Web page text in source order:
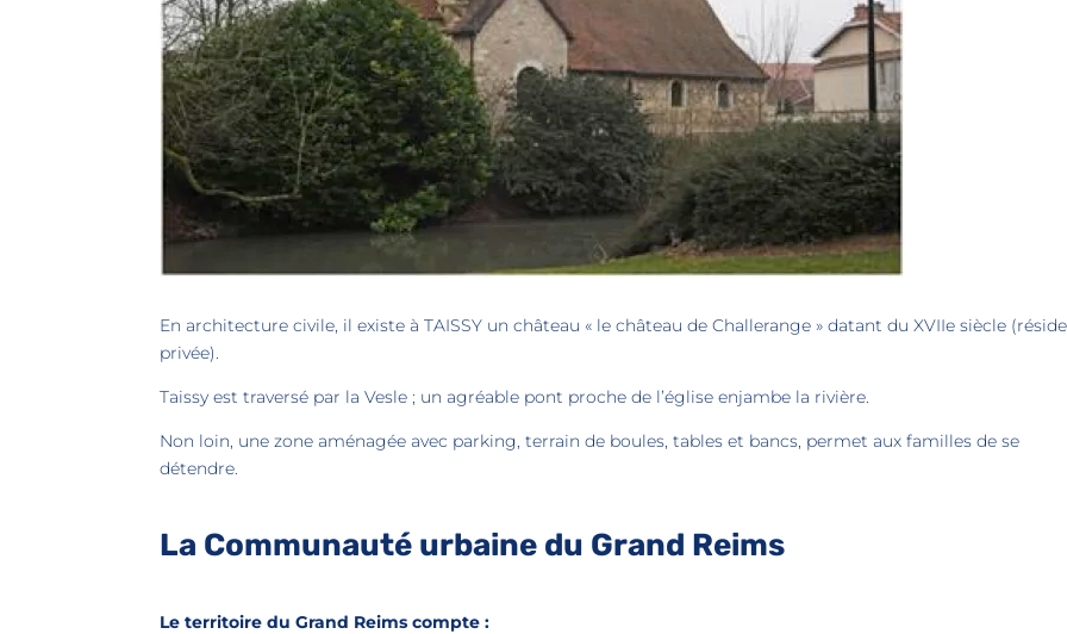
En architecture civile, il existe à TAISSY un château « le château de Challerange » datant du XVIIe siècle
privée).
Taissy est traversé par la Vesle ; un agréable pont proche de l’église enjambe la rivière.
Non loin, une zone aménagée avec parking, terrain de boules, tables et bancs, permet aux familles de se
détendre.
La Communauté urbaine du Grand Reims
Le territoire du Grand Reims compte :